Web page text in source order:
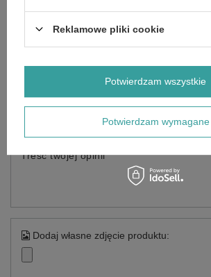
Treść twojej opinii
Dodaj własne zdjęcie produktu:
Reklamowe pliki cookie
Potwierdzam wymagane
Potwierdzam wszystkie